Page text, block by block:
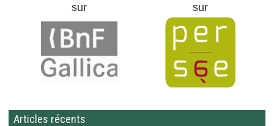
sur
sur
Articles récents